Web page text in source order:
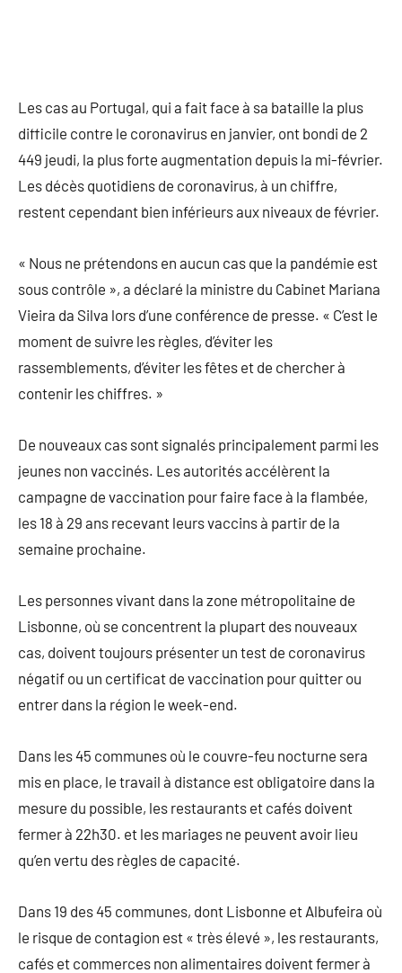
Les cas au Portugal, qui a fait face à sa bataille la plus
difficile contre le coronavirus en janvier, ont bondi de 2
449 jeudi, la plus forte augmentation depuis la mi-février.
Les décès quotidiens de coronavirus, à un chiffre,
restent cependant bien inférieurs aux niveaux de février.
« Nous ne prétendons en aucun cas que la pandémie est
sous contrôle », a déclaré la ministre du Cabinet Mariana
Vieira da Silva lors d’une conférence de presse. « C’est le
moment de suivre les règles, d’éviter les
rassemblements, d’éviter les fêtes et de chercher à
contenir les chiffres. »
De nouveaux cas sont signalés principalement parmi les
jeunes non vaccinés. Les autorités accélèrent la
campagne de vaccination pour faire face à la flambée,
les 18 à 29 ans recevant leurs vaccins à partir de la
semaine prochaine.
Les personnes vivant dans la zone métropolitaine de
Lisbonne, où se concentrent la plupart des nouveaux
cas, doivent toujours présenter un test de coronavirus
négatif ou un certificat de vaccination pour quitter ou
entrer dans la région le week-end.
Dans les 45 communes où le couvre-feu nocturne sera
mis en place, le travail à distance est obligatoire dans la
mesure du possible, les restaurants et cafés doivent
fermer à 22h30. et les mariages ne peuvent avoir lieu
qu’en vertu des règles de capacité.
Dans 19 des 45 communes, dont Lisbonne et Albufeira où
le risque de contagion est « très élevé », les restaurants,
cafés et commerces non alimentaires doivent fermer à